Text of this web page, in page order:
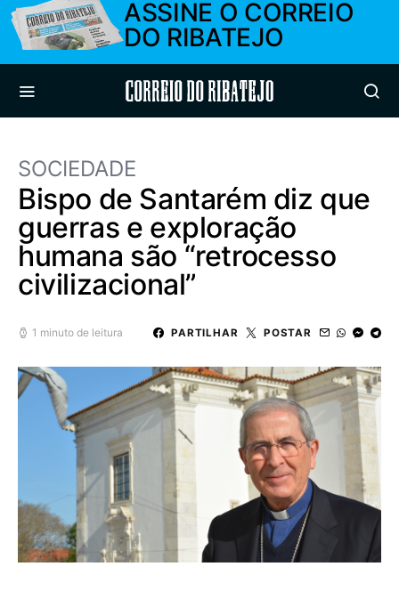
ASSINE O CORREIO
DO RIBATEJO
Correio do Ribatejo
SOCIEDADE
Bispo de Santarém diz que
guerras e exploração
humana são “retrocesso
civilizacional”
1 minuto de leitura PARTILHAR POSTAR